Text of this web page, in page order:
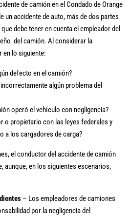
de camión en el Condado de Orange
un accidente de auto, más de dos partes
debe tener en cuenta el empleador del
del camión. Al considerar la
en lo siguiente:
defecto en el camión?
algún problema del
operó el vehículo con negligencia?
o propietario con las leyes federales y
a los cargadores de carga?
el conductor del accidente de camión
aunque, en los siguientes escenarios,
– Los empleadores de camiones
por la negligencia del